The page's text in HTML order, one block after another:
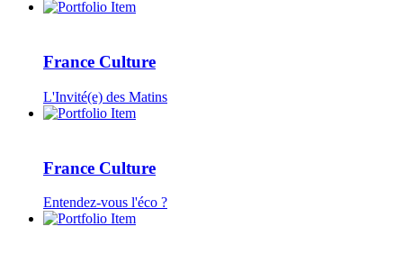
France Culture
L'Invité(e) des Matins
France Culture
Entendez-vous l'éco ?